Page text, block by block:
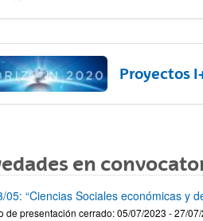
Proyectos
en
05: “Ciencias Sociales económicas y
de presentación cerrado: 05/07/2023 - 27/